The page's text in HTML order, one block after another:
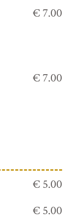
€ 7.00
€ 7.00
€ 5.00
€ 5.00